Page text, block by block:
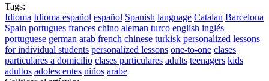
Tags:
Idioma Idioma español español Spanish language Catalan Barcelona
Spain portugues frances chino aleman turco english inglés
portuguese german arab french chinese turkisk personalized lessons
for individual students personalized lessons one-to-one clases
particulares a domicilio clases particulares adults teenagers kids
adultos adolescentes niños arabe